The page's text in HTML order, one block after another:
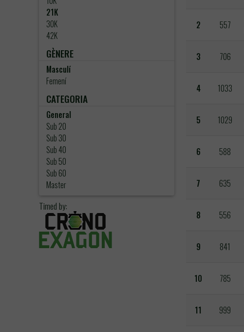
21K
30K
42K
GÈNERE
Masculí
Femení
CATEGORIA
General
Sub 20
Sub 30
Sub 40
Sub 50
Sub 60
Master
Timed by:
2 557
3 706
4 1033
5 1029
6 588
7 635
8 556
9 841
10 785
11 999